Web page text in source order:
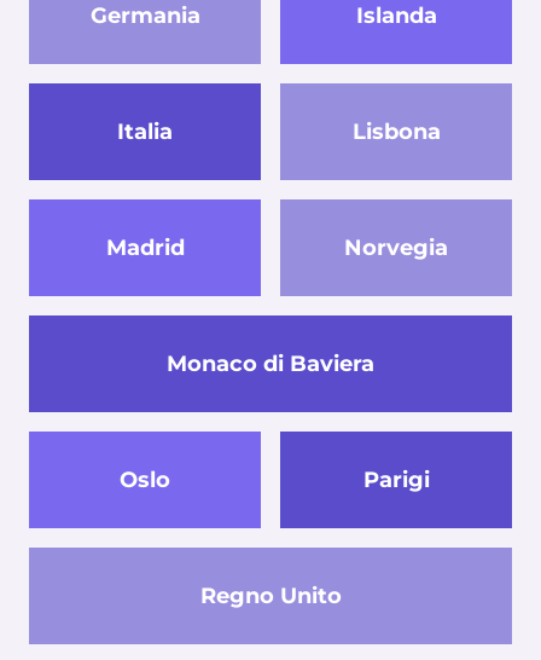
Germania Islanda
Italia Lisbona
Madrid
Monaco di Baviera
Norvegia
Oslo Parigi
Regno Unito